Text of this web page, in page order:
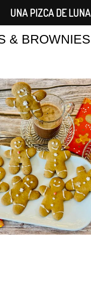
& BROWNIES
UNA PIZCA DE LUNA